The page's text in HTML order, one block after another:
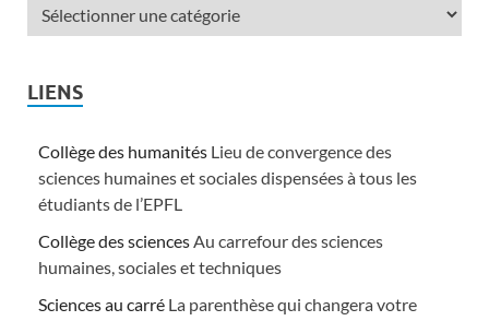
LIENS
Collège des humanités Lieu de convergence des
sciences humaines et sociales dispensées à tous les
étudiants de l’EPFL
Collège des sciencesAu carrefour des sciences
humaines, sociales et techniques
Sciences au carré La parenthèse qui changera votre